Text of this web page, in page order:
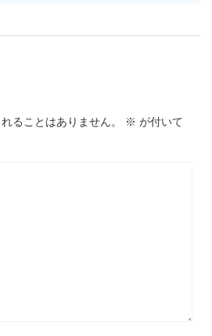
ることはありません。 ※ が付いて